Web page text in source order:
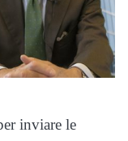
inviare le